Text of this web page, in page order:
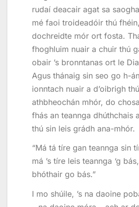
rudaí deacair agat sa
mé faoi troideadóir thú
dochreidte mór ort fosta.
fhoghluim nuair a chuir thú
obair ’s bronntanas ort le
Agus thánaig sin seo go h-
ionntach nuair a d’oibrigh
athbheochán mhór, do
fhás an teannga dhúthchais
thú sin leis grádh ana-mhór.
“Má tá tíre gan teannga sin
má ’s tíre leis teannga ‘g
bhóthair go bás.”
I mo shúile, ’s na daoine